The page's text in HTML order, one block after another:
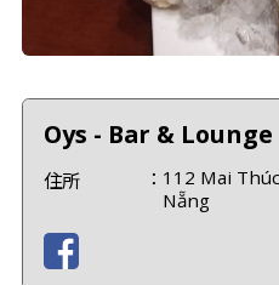
Oys - Bar & Lounge
住所
112 Mai
Nẵng